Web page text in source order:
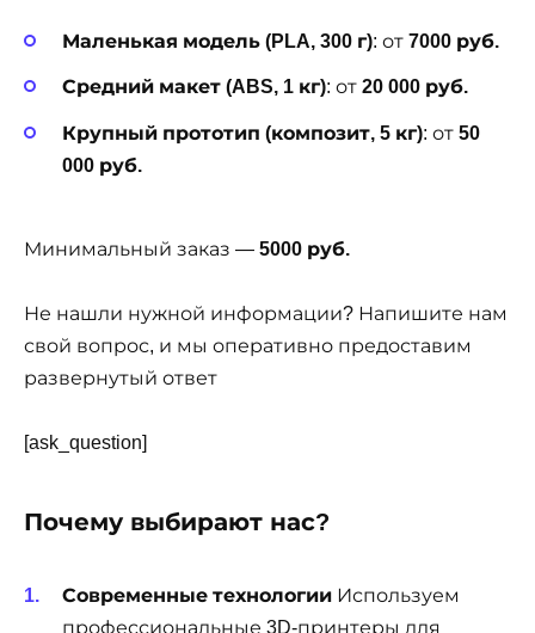
Маленькая модель (PLA, 300 г): от 7000 руб.
Средний макет (ABS, 1 кг): от 20 000 руб.
Крупный прототип (композит, 5 кг): от 50
000 руб.
Минимальный заказ — 5000 руб.
Не нашли нужной информации? Напишите нам
свой вопрос, и мы оперативно предоставим
развернутый ответ
[ask_question]
Почему выбирают нас?
Современные технологии Используем
профессиональные 3D-принтеры для